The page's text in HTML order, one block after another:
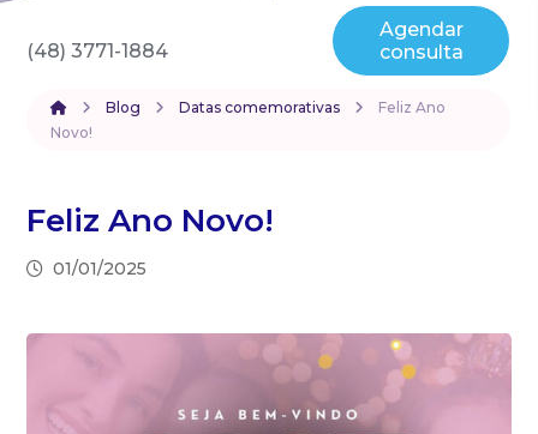
(48) 3771-1884
Agendar
consulta
Blog Datas comemorativas
Feliz Ano
Novo!
Feliz Ano Novo!
01/01/2025